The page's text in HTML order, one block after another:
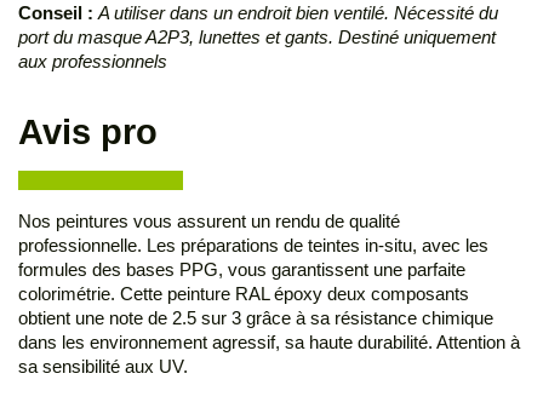
Conseil : A utiliser dans un endroit bien ventilé. Nécessité du
port du masque A2P3, lunettes et gants. Destiné uniquement
aux professionnels
Avis pro
Nos peintures vous assurent un rendu de qualité
professionnelle. Les préparations de teintes in-situ, avec les
formules des bases PPG, vous garantissent une parfaite
colorimétrie. Cette peinture RAL époxy deux composants
obtient une note de 2.5 sur 3 grâce à sa résistance chimique
dans les environnement agressif, sa haute durabilité. Attention à
sa sensibilité aux UV.